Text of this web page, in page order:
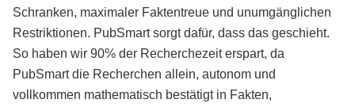
Schranken, maximaler Faktentreue und unumgänglichen
Restriktionen. PubSmart sorgt dafür, dass das geschieht.
So haben wir 90% der Recherchezeit erspart, da
PubSmart die Recherchen allein, autonom und
vollkommen mathematisch bestätigt in Fakten,